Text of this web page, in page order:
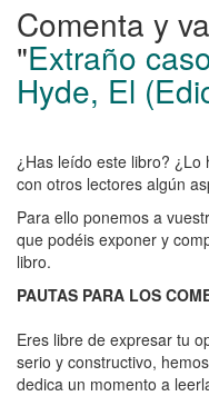
Comenta
y
valora
el
libro:
Extraño
caso
del
Dr.
Jekyll
y
Comenta y
"Extraño
Hyde, El
¿Has leído este libro?
con otros lectores algún
Para ello ponemos a
que podéis exponer y
libro.
PAUTAS PARA LOS
Eres libre de expresar tu
serio y constructivo,
dedica un momento a